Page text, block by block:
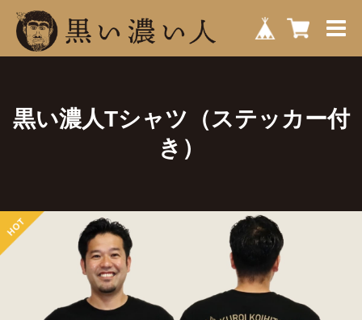
黒い濃人Tシャツ（ステッカー付
き）